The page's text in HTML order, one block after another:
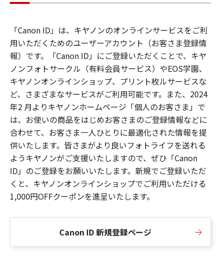
「Canon ID」は、キヤノンのオンラインサービスをご利
用いただくためのユーザーアカウント（お客さま登録情
報）です。「Canon ID」にご登録いただくことで、キヤ
ノンフォトサークル（有料会員サービス）やEOS学園、
キヤノンオンラインショップ、プリント枚ルサービスな
ど、さまざまなサービスがご利用可能です。また、2024
年2 月よりキヤノンホームページ「個人のお客さま」で
は、お使いの商品をはじめお客さまのご登録情報などに
合わせて、お客さま一人ひとりに最適化された情報を提
供いたします。皆さまがより良いフォトライフを送れる
ようキヤノンがご支援いたしますので、ぜひ「Canon
ID」のご登録をお願いいたします。新規でご登録いただ
くと、キヤノンオンラインショップでご利用いただける
1,000円OFFクーポンを進呈いたします。
Canon ID 新規登録ページ